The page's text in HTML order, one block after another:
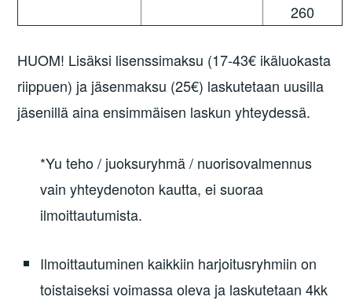
260
HUOM! Lisäksi lisenssimaksu (17-43€ ikäluokasta
riippuen) ja jäsenmaksu (25€) laskutetaan uusilla
jäsenillä aina ensimmäisen laskun yhteydessä.
*Yu teho / juoksuryhmä / nuorisovalmennus
vain yhteydenoton kautta, ei suoraa
ilmoittautumista.
Ilmoittautuminen kaikkiin harjoitusryhmiin on
toistaiseksi voimassa oleva ja laskutetaan 4kk